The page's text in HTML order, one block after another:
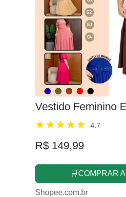
Vestido Feminino
4.7
R$ 149,99
🛒COMPRAR
Shopee.com.br